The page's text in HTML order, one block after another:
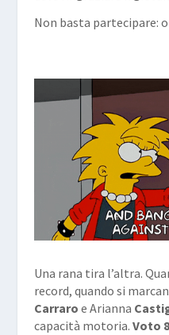
Non basta partecipare:
Una rana tira l’altra.
record, quando si
Carraro e Arianna
capacità motoria. Voto 8